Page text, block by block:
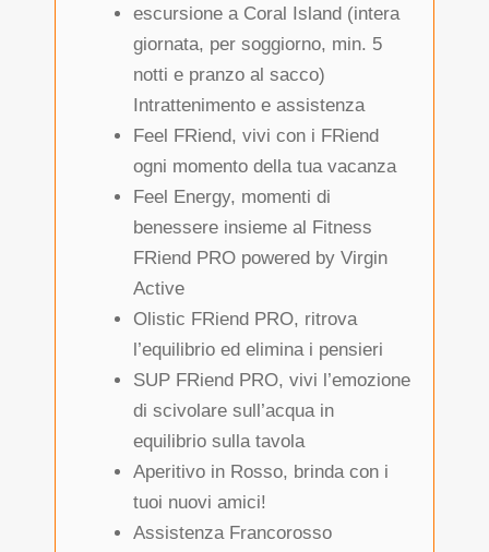
escursione a Coral Island (intera
giornata, per soggiorno, min. 5
notti e pranzo al sacco)
Intrattenimento e assistenza
Feel FRiend, vivi con i FRiend
ogni momento della tua vacanza
Feel Energy, momenti di
benessere insieme al Fitness
FRiend PRO powered by Virgin
Active
Olistic FRiend PRO, ritrova
l’equilibrio ed elimina i pensieri
SUP FRiend PRO, vivi l’emozione
di scivolare sull’acqua in
equilibrio sulla tavola
Aperitivo in Rosso, brinda con i
tuoi nuovi amici!
Assistenza Francorosso